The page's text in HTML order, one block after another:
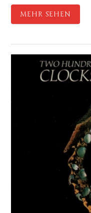
MEHR SEHEN